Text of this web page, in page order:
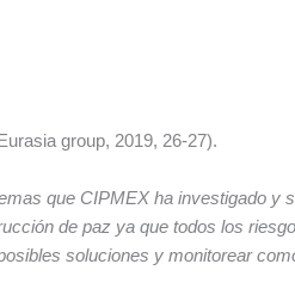
group, 2019, 26-27).
que CIPMEX ha investigado y
de paz ya que todos los
soluciones y monitorear